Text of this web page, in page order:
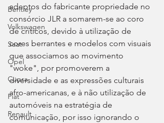
Bentley
Volkswagen
Seat
Opel
Cupra
Fiat
Renault
adeptos do fabricante propriedade no
consórcio JLR a somarem-se ao coro
de críticos, devido à utilização de
cores berrantes e modelos com visuais
que associamos ao movimento
"woke", por promoverem a
diversidade e as expressões culturais
afro-americanas, e à não utilização de
automóveis na estratégia de
comunicação, por isso ignorando o